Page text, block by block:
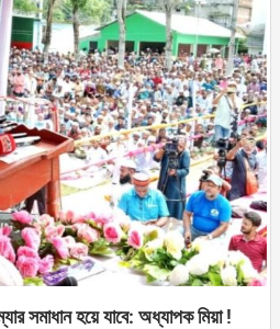
সমাধান হয়ে যাবে: অধ্যাপক মিয়া !